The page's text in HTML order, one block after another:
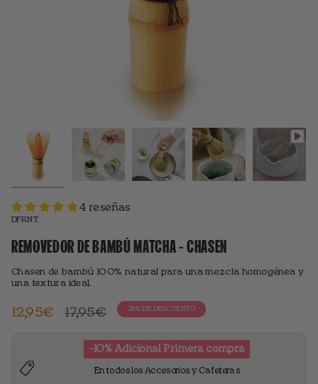
4 reseñas
DFRNT.
REMOVEDOR DE BAMBÚ MATCHA - CHASEN
Chasen de bambú 100% natural para una mezcla homogénea y
una textura ideal.
12,95€
Precio
17,95€ 28% DE DESCUENTO
-10% Adicional Primera compra
En todos los Accesorios y Cafeteras